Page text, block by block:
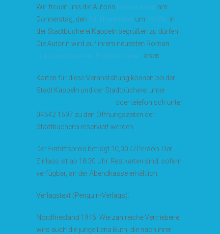
Wir freuen uns die Autorin
am
Donnerstag, den
um
in
der Stadtbücherei Kappeln begrüßen zu dürfen.
Die Autorin wird auf ihrem neuesten Roman
lesen.
Karten für diese Veranstaltung können bei der
Stadt Kappeln und der Stadtbücherei unter
oder telefonisch unter
04642 1697 zu den Öffnungszeiten der
Stadtbücherei reserviert werden.
Der Eintrittspreis beträgt 10,00 €/Person. Der
Einlass ist ab 18:30 Uhr. Restkarten sind, sofern
verfügbar, an der Abendkasse erhältlich.
Verlagstext (Penguin-Verlags):
Nordfriesland 1946: Wie zahlreiche Vertriebene
wird auch die junge Lena Buth, die nach ihrer